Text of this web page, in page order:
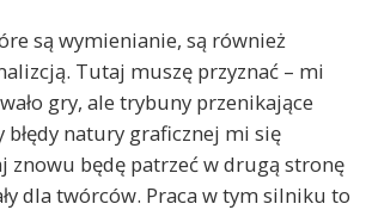
są wymienianie, są również
Tutaj muszę przyznać – mi
gry, ale trybuny przenikające
błędy natury graficznej mi się
znowu będę patrzeć w drugą stronę
dla twórców. Praca w tym silniku to